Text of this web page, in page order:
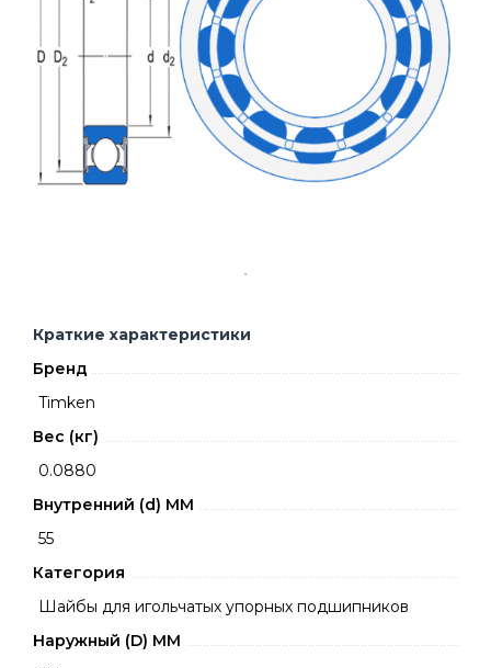
Краткие характеристики
Бренд
Timken
Вес (кг)
0.0880
Внутренний (d) ММ
55
Категория
Шайбы для игольчатых упорных подшипников
Наружный (D) ММ